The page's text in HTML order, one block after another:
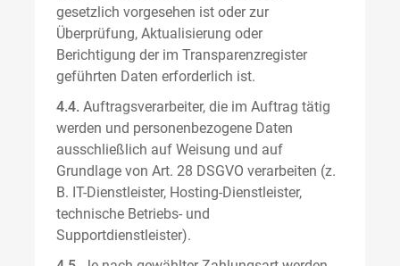
gesetzlich vorgesehen ist oder zur
Überprüfung, Aktualisierung oder
Berichtigung der im Transparenzregister
geführten Daten erforderlich ist.
4.4. Auftragsverarbeiter, die im Auftrag tätig
werden und personenbezogene Daten
ausschließlich auf Weisung und auf
Grundlage von Art. 28 DSGVO verarbeiten (z.
B. IT-Dienstleister, Hosting-Dienstleister,
technische Betriebs- und
Supportdienstleister).